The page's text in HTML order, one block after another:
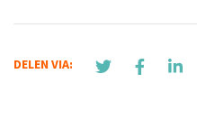
DELEN VIA: